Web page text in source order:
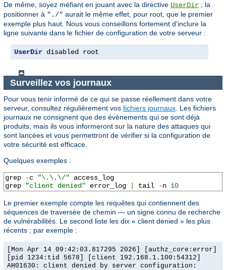
De même, soyez méfiant en jouant avec la directive UserDir ; la
positionner à "./" aurait le même effet, pour root, que le premier
exemple plus haut. Nous vous conseillons fortement d'inclure la
ligne suivante dans le fichier de configuration de votre serveur :
UserDir disabled root
Surveillez vos journaux
Pour vous tenir informé de ce qui se passe réellement dans votre
serveur, consultez régulièrement vos fichiers journaux. Les fichiers
journaux ne consignent que des évènements qui se sont déjà
produits, mais ils vous informeront sur la nature des attaques qui
sont lancées et vous permettront de vérifier si la configuration de
votre sécurité est efficace.
Quelques exemples :
grep -c "\.\.\/" access_log
grep
"client denied" error_log tail -n 10
Le premier exemple compte les requêtes qui contiennent des
séquences de traversée de chemin — un signe connu de recherche
de vulnérabilités. Le second liste les dix « client denied » les plus
récents ; par exemple :
[Mon Apr 14 09:42:03.817295 2026] [authz_core:error]
[pid 1234:tid 5678] [client 192.168.1.100:54312]
AH01630: client denied by server configuration: